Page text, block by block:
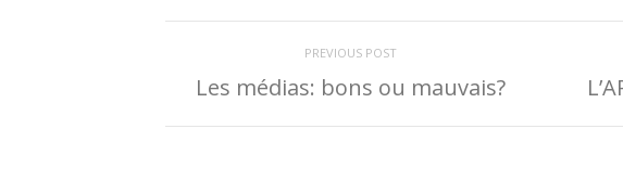
PREVIOUS POST
Les médias: bons ou mauvais?